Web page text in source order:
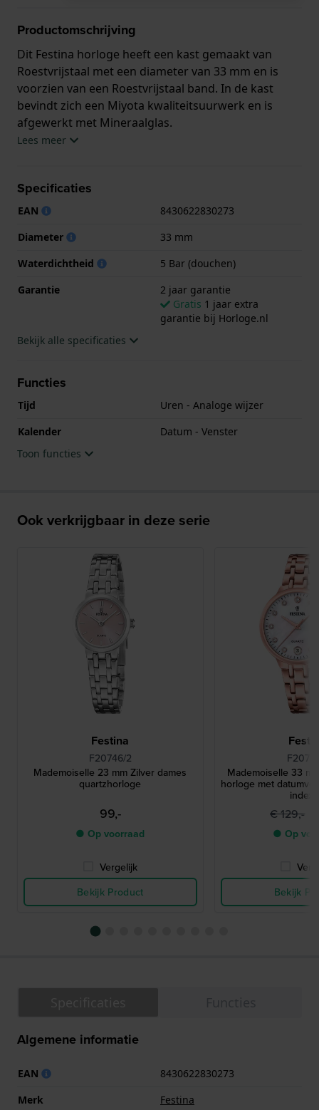
Productomschrijving
Dit Festina horloge heeft een kast gemaakt van
Roestvrijstaal met een diameter van 33 mm en is
voorzien van een Roestvrijstaal band. In de kast
bevindt zich een Miyota kwaliteitsuurwerk en is
afgewerkt met Mineraalglas.
horloge geleverd met 2 jaar garantie.
Lees meer
Specificaties
EAN
8430622830273
Diameter
33 mm
Waterdichtheid
5 Bar (douchen)
Garantie
2 jaar garantie
Gratis 1 jaar extra
garantie bij Horloge.nl
Bekijk alle specificaties
Functies
Tijd
Uren - Analoge wijzer
Kalender
Datum - Venster
Toon functies
Ook verkrijgbaar in deze serie
Festina
F20746/2
Mademoiselle 23 mm Zilver dames
quartzhorloge
99,-
● Op voorraad
Vergelijk
Bekijk Product
Mademoiselle 33
horloge met
€ 129,-
● Op
Bekijk
Algemene informatie
EAN
8430622830273
Merk
Festina